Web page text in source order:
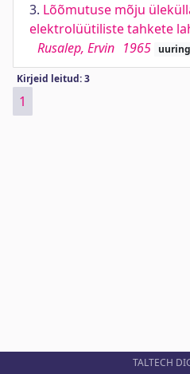
3. Lõõmutuse mõju
elektrolüütiliste tahkete
Rusalep, Ervin 1965
Kirjeid leitud: 3
1
TALTECH